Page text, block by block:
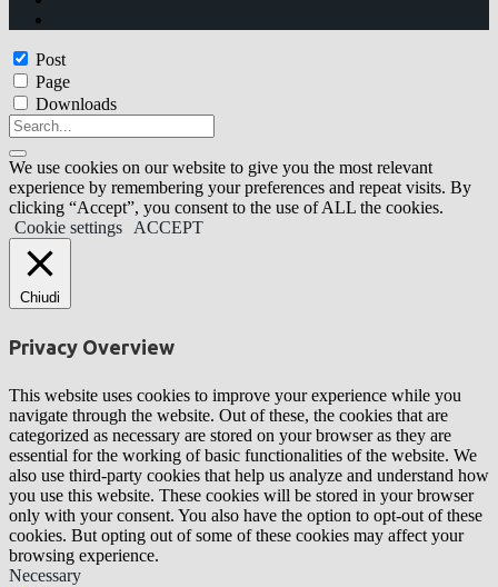
Post
Page
Downloads
We use cookies on our website to give you the most relevant
experience by remembering your preferences and repeat visits. By
clicking “Accept”, you consent to the use of ALL the cookies.
Cookie settings ACCEPT
Chiudi
Privacy Overview
This website uses cookies to improve your experience while you
navigate through the website. Out of these, the cookies that are
categorized as necessary are stored on your browser as they are
essential for the working of basic functionalities of the website. We
also use third-party cookies that help us analyze and understand how
you use this website. These cookies will be stored in your browser
only with your consent. You also have the option to opt-out of these
cookies. But opting out of some of these cookies may affect your
browsing experience.
Necessary